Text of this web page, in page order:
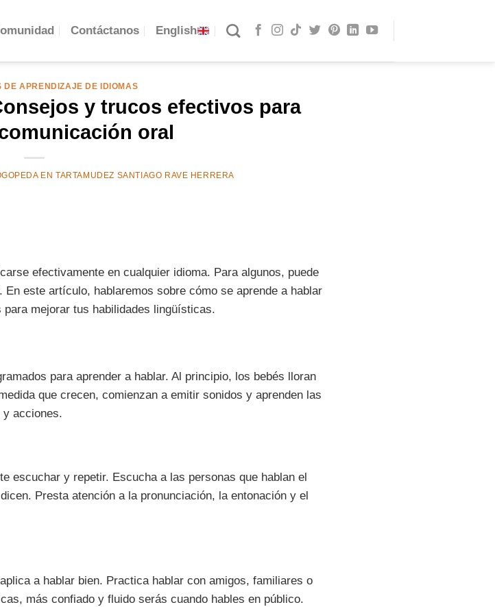
Contáctanos English
DE APRENDIZAJE DE IDIOMAS
y trucos efectivos para
oral
EN TARTAMUDEZ SANTIAGO RAVE HERRERA
efectivamente en cualquier idioma. Para algunos, puede
este artículo, hablaremos sobre cómo se aprende a hablar
mejorar tus habilidades lingüísticas.
para aprender a hablar. Al principio, los bebés lloran
que crecen, comienzan a emitir sonidos y aprenden las
y acciones.
escuchar y repetir. Escucha a las personas que hablan el
Presta atención a la pronunciación, la entonación y el
a hablar bien. Practica hablar con amigos, familiares o
más confiado y fluido serás cuando hables en público.